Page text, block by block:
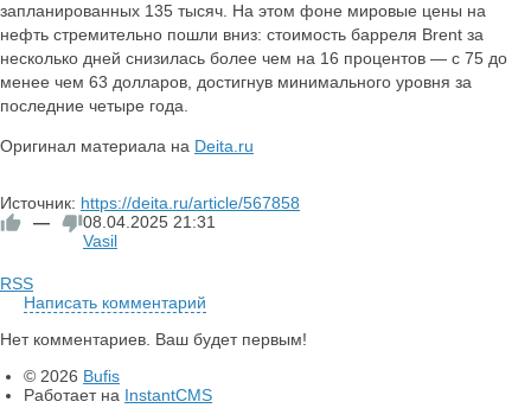
запланированных 135 тысяч. На этом фоне мировые цены на
нефть стремительно пошли вниз: стоимость барреля Brent за
несколько дней снизилась более чем на 16 процентов — с 75 до
менее чем 63 долларов, достигнув минимального уровня за
последние четыре года.
Оригинал материала на Deita.ru
Источник: https://deita.ru/article/567858
—
08.04.2025 21:31
Vasil
RSS
Написать комментарий
Нет комментариев. Ваш будет первым!
© 2026 Bufis
Работает на InstantCMS